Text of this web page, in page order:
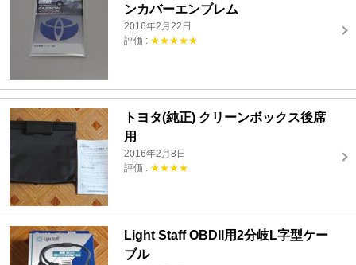
ンカバーエンブレム
2016年2月22日
評価 : ★★★★★
トヨタ(純正) クリーンボックス後席
用
2016年2月8日
評価 : ★★★★
Light Staff OBDII用2分岐L字型ケー
ブル